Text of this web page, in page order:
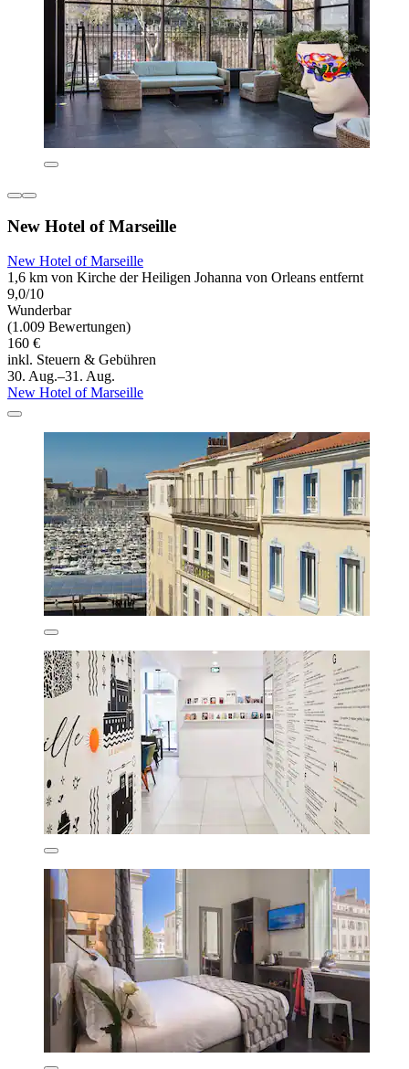
New Hotel of Marseille
New Hotel of Marseille
1,6 km von Kirche der Heiligen Johanna von Orleans entfernt
9,0/10
Wunderbar
(1.009 Bewertungen)
160 €
inkl. Steuern & Gebühren
30. Aug.–31. Aug.
New Hotel of Marseille